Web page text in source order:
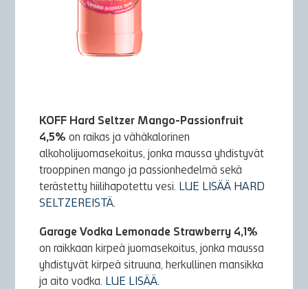
KOFF Hard Seltzer Mango-Passionfruit
4,5% on raikas ja vähäkalorinen
alkoholijuomasekoitus, jonka maussa yhdistyvät
trooppinen mango ja passionhedelmä sekä
terästetty hiilihapotettu vesi. LUE LISÄÄ HARD
SELTZEREISTÄ.
Garage Vodka Lemonade Strawberry 4,1%
on raikkaan kirpeä juomasekoitus, jonka maussa
yhdistyvät kirpeä sitruuna, herkullinen mansikka
ja aito vodka. LUE LISÄÄ.